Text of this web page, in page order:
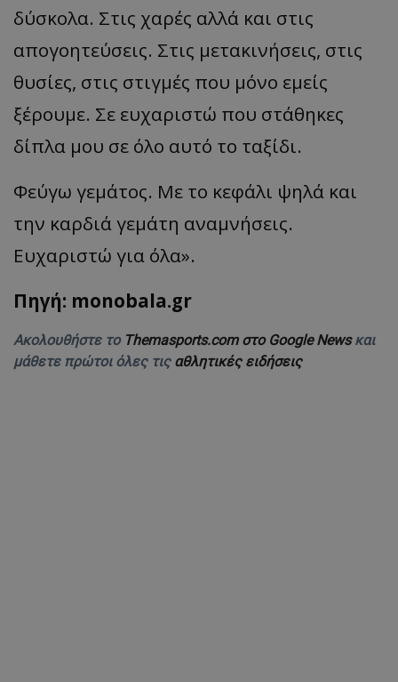
δύσκολα. Στις χαρές αλλά και στις
απογοητεύσεις. Στις μετακινήσεις, στις
θυσίες, στις στιγμές που μόνο εμείς
ξέρουμε. Σε ευχαριστώ που στάθηκες
δίπλα μου σε όλο αυτό το ταξίδι.
Φεύγω γεμάτος. Με το κεφάλι ψηλά και
την καρδιά γεμάτη αναμνήσεις.
Ευχαριστώ για όλα».
Πηγή: monobala.gr
Ακολουθήστε το Themasports.com στο Google Newsκαι
μάθετε πρώτοι όλες τις αθλητικές ειδήσεις